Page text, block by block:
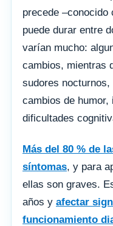
precede –conocido
puede durar entre
varían mucho:
cambios, mientras
sudores
cambios de humor,
dificultades
Más del 80 % de
síntomas, y para
ellas son graves.
años y afectar
funcionamiento